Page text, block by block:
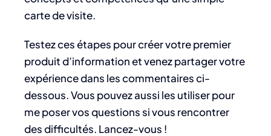
carte de visite.
Testez ces étapes pour créer votre premier
produit d’information et venez partager votre
expérience dans les commentaires ci-
dessous. Vous pouvez aussi les utiliser pour
me poser vos questions si vous rencontrer
des difficultés. Lancez-vous !